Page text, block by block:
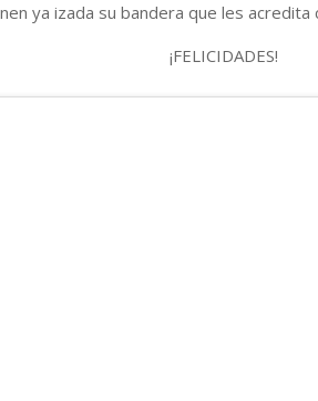
ya izada su bandera que les acredita
¡FELICIDADES!